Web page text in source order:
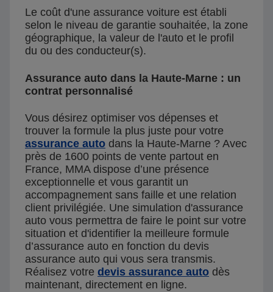
Le coût d'une assurance voiture est établi
selon le niveau de garantie souhaitée, la zone
géographique, la valeur de l'auto et le profil
du ou des conducteur(s).
Assurance auto dans la Haute-Marne : un
contrat personnalisé
Vous désirez optimiser vos dépenses et
trouver la formule la plus juste pour votre
assurance auto dans la Haute-Marne ? Avec
près de 1600 points de vente partout en
France, MMA dispose d’une présence
exceptionnelle et vous garantit un
accompagnement sans faille et une relation
client privilégiée. Une simulation d'assurance
auto vous permettra de faire le point sur votre
situation et d'identifier la meilleure formule
d’assurance auto en fonction du devis
assurance auto qui vous sera transmis.
Réalisez votre devis assurance auto dès
maintenant, directement en ligne.